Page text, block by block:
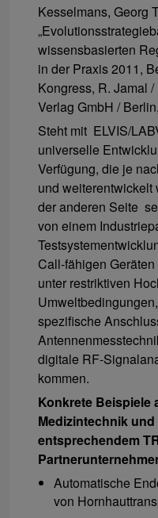
Kesselmans, Georg
wissensbasierten
in der Praxis 2011,
Kongress, R. Jamal
Verlag GmbH /
Steht mit ELVIS/
universelle
Verfügung, die je
und weiterentwickelt
der anderen Seite
von einem
Call-fähigen
unter restriktiven
spezifische
digitale RF-
kommen.
Konkrete Beispiele
Medizintechnik
entsprechendem
Automatische
von